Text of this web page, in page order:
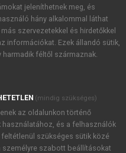
akcióiról.
Zrt. újdonságairól,
foglaltakat tudomásul
, valamint a szotar.netés a
foglaltakat
jeleníthetnek meg, és
hány alkalommal láthat
szervezetekkel és hirdetőkkel
információkat. Ezek állandó sütik,
harmadik féltől származnak.
(mindig szükséges)
az oldalunkon történő
és a felhasználók
szükséges sütik közé
szabott beállításokat